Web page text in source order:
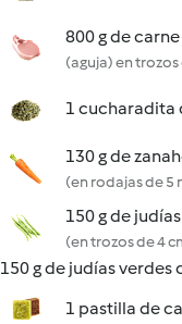
800 g de
(aguja) en
1 cucharadita
130 g de
(en rodajas de 5
150 g de
(en trozos de 4
150 g de judías verdes
1 pastilla de